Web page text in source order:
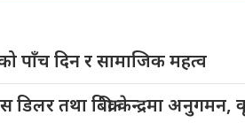
पाँच दिन र सामाजिक महत्व
डिलर तथा बिक्री केन्द्रमा अनुगमन,